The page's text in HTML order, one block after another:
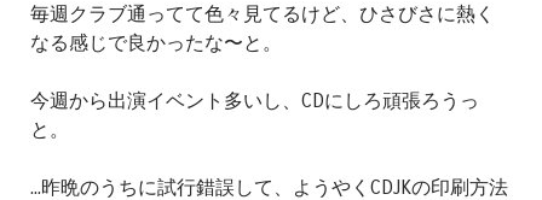
毎週クラブ通ってて色々見てるけど、ひさびさに熱く
なる感じで良かったな〜と。
今週から出演イベント多いし、CDにしろ頑張ろうっ
と。
...昨晩のうちに試行錯誤して、ようやくCDJKの印刷方法